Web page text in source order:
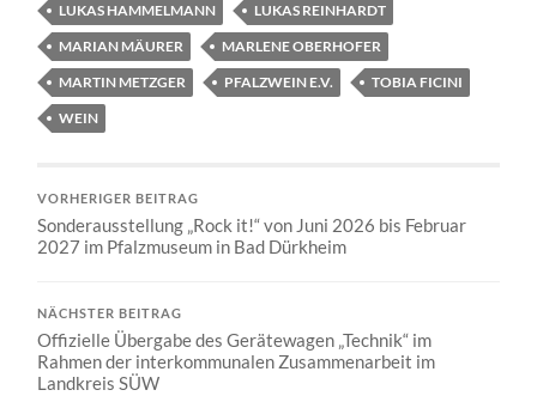
LUKAS HAMMELMANN
LUKAS REINHARDT
MARIAN MÄURER
MARLENE OBERHOFER
MARTIN METZGER
PFALZWEIN E.V.
TOBIA FICINI
WEIN
VORHERIGER BEITRAG
Sonderausstellung „Rock it!“ von Juni 2026 bis Februar
2027 im Pfalzmuseum in Bad Dürkheim
NÄCHSTER BEITRAG
Offizielle Übergabe des Gerätewagen „Technik“ im
Rahmen der interkommunalen Zusammenarbeit im
Landkreis SÜW